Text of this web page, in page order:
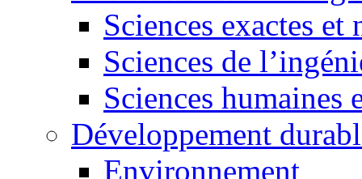
Sciences exactes et
Sciences de
Sciences humaines
Développement
Environnement